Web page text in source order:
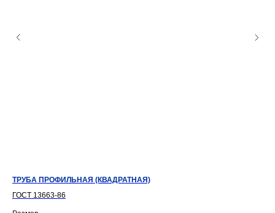
ТРУБА ПРОФИЛЬНАЯ (КВАДРАТНАЯ)
ГОСТ 13663-86